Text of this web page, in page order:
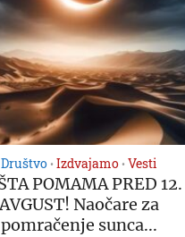
Društvo • Izdvajamo • Vesti
POMAMA PRED 12.
Naočare za
pomračenje sunca...